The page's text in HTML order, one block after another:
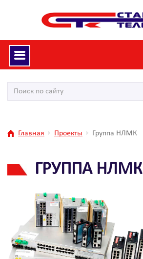
Toggle
navigation
Главная Проекты Группа НЛМК
ГРУППА НЛМК